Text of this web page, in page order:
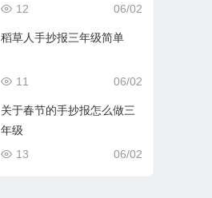
06/02
12
稻草人手抄报三年级简单
06/02
11
关于春节的手抄报怎么做三
年级
06/02
13